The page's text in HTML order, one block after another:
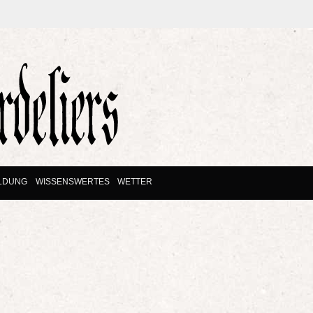
WISSENSWERTES WETTER